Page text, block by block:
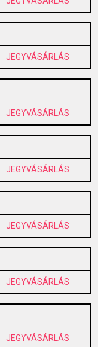
JEGYVÁSÁRLÁS
JEGYVÁSÁRLÁS
JEGYVÁSÁRLÁS
JEGYVÁSÁRLÁS
JEGYVÁSÁRLÁS
JEGYVÁSÁRLÁS